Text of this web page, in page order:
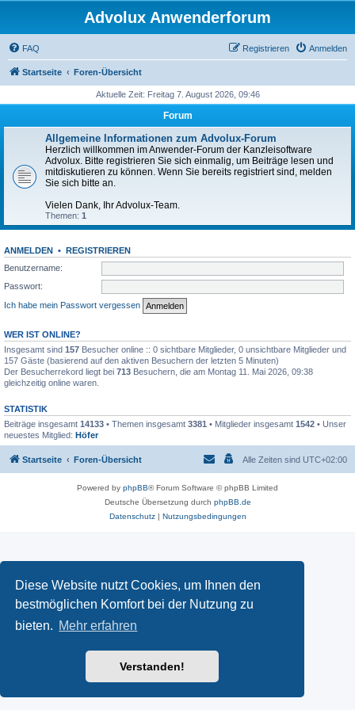
Diese Website nutzt Cookies, um Ihnen den
bestmöglichen Komfort bei der Nutzung zu
bieten. Mehr erfahren
Verstanden!
Advolux Anwenderforum
FAQ Anmelden
Registrieren
Startseite Foren-Übersicht
Aktuelle Zeit: Freitag 7. August 2026, 09:46
Forum
Allgemeine Informationen zum Advolux-Forum
Herzlich willkommen im Anwender-Forum der Kanzleisoftware
Advolux. Bitte registrieren Sie sich einmalig, um Beiträge lesen und
mitdiskutieren zu können. Wenn Sie bereits registriert sind, melden
Sie sich bitte an.
Vielen Dank, Ihr Advolux-Team.
Themen: 1
ANMELDEN • REGISTRIEREN
Benutzername:
Passwort:
Ich habe mein Passwort vergessen
WER IST ONLINE?
Insgesamt sind 157 Besucher online :: 0 sichtbare Mitglieder, 0 unsichtbare Mitglieder und
157 Gäste (basierend auf den aktiven Besuchern der letzten 5 Minuten)
Der Besucherrekord liegt bei 713 Besuchern, die am Montag 11. Mai 2026, 09:38
gleichzeitig online waren.
STATISTIK
Beiträge insgesamt 14133 • Themen insgesamt 3381 • Mitglieder insgesamt 1542 • Unser
neuestes Mitglied: Höfer
Startseite Foren-Übersicht Alle Zeiten sind UTC+02:00
Powered by phpBB® Forum Software © phpBB Limited
Deutsche Übersetzung durch phpBB.de
Datenschutz| Nutzungsbedingungen